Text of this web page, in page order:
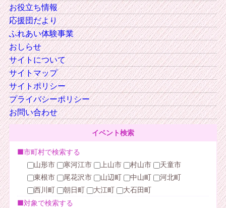
お役立ち情報
応援団だより
ふれあい体験事業
おしらせ
サイトについて
サイトマップ
サイトポリシー
プライバシーポリシー
お問い合わせ
イベント検索
■市町村で検索する
山形市
寒河江市 上山市 村山市
天童市
東根市
尾花沢市 山辺町 中山町
河北町
西川町
朝日町 大江町
大石田町
■対象で検索する